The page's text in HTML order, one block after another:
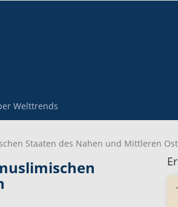
Welttrends
Staaten des Nahen und Mittleren